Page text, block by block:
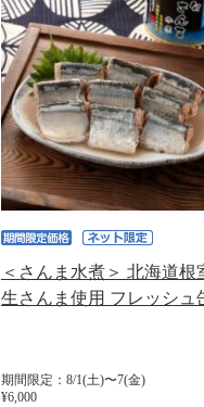
＜さんま水煮＞ 北海道根
生さんま使用 フレッシュ
期間限定：8/1(土)〜7(金)
¥6,000